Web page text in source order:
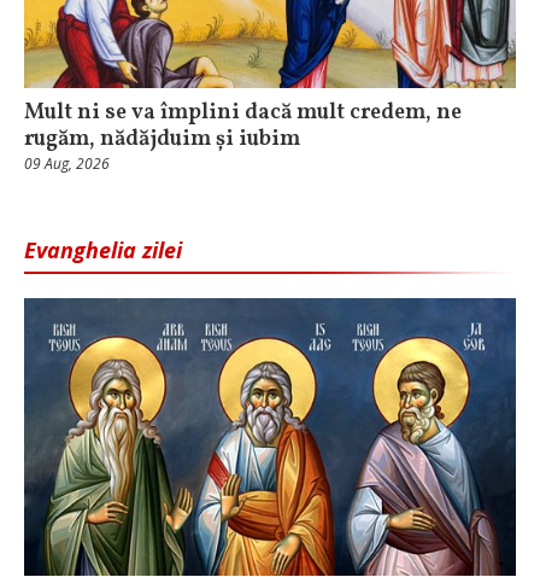
Mult ni se va împlini dacă mult credem, ne
rugăm, nădăjduim și iubim
09 Aug, 2026
Evanghelia zilei